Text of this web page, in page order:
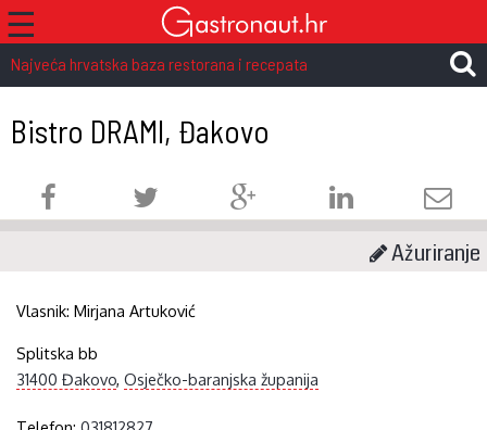
☰
Najveća hrvatska baza restorana i recepata
Bistro DRAMI, Đakovo
Ažuriranje
Vlasnik:Mirjana Artuković
Splitska bb
31400 Đakovo,Osječko-baranjska županija